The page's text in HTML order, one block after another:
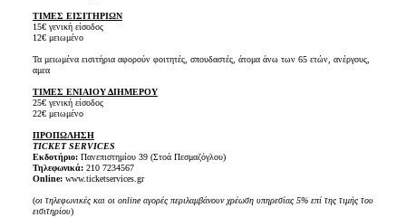
ΤΙΜΕΣ ΕΙΣΙΤΗΡΙΩΝ
15€ γενική είσοδος
12€ μειωμένο
Τα μειωμένα εισιτήρια αφορούν φοιτητές, σπουδαστές, άτομα άνω των 65 ετών, ανέργους,
αμεα
ΤΙΜΕΣ ΕΝΙΑΙΟΥ ΔΙΗΜΕΡΟΥ
25€ γενική είσοδος
22€ μειωμένο
ΠΡΟΠΩΛΗΣΗ
TICKET SERVICES
Εκδοτήριο:Πανεπιστημίου 39 (Στοά Πεσμαζόγλου)
Τηλεφωνικά:210 7234567
Online:www.ticketservices.gr
(οι τηλεφωνικές και οι online αγορές περιλαμβάνουν χρέωση υπηρεσίας 5% επί της τιμής του
εισιτηρίου)